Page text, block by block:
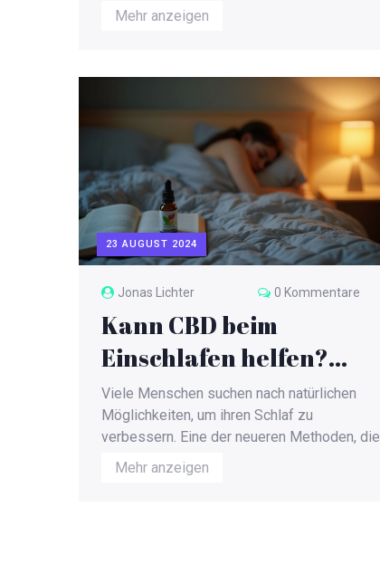
hier, warum das passiert und wie du die
Symptome schnell loswirst.
Mehr anzeigen
23 AUGUST 2024
Jonas Lichter 0 Kommentare
Kann CBD beim
Einschlafen helfen?
Entdecken Sie die
Fakten!
Viele Menschen suchen nach natürlichen
Möglichkeiten, um ihren Schlaf zu
verbessern. Eine der neueren Methoden, die
auf Interesse stößt, ist die Verwendung von
CBD. In diesem Artikel werden wir
Mehr anzeigen